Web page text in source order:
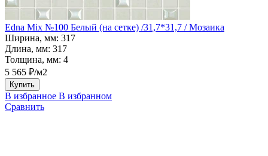
Edna Mix №100 Белый (на сетке) /31,7*31,7 / Мозаика
Ширина, мм: 317
Длина, мм: 317
Толщина, мм: 4
5 565 ₽/м2
Купить
В избранное В избранном
Сравнить